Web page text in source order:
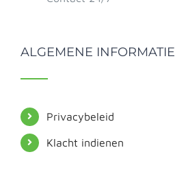
ALGEMENE INFORMATIE
Privacybeleid
Klacht indienen